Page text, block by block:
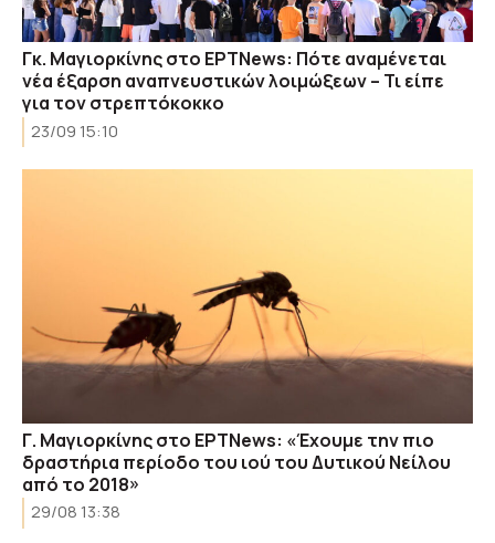
Γκ. Μαγιορκίνης στο ΕΡΤNews: Πότε αναμένεται
νέα έξαρση αναπνευστικών λοιμώξεων – Τι είπε
για τον στρεπτόκοκκο
23/09 15:10
Γ. Μαγιορκίνης στο ΕΡΤNews: «Έχουμε την πιο
δραστήρια περίοδο του ιού του Δυτικού Νείλου
από το 2018»
29/08 13:38